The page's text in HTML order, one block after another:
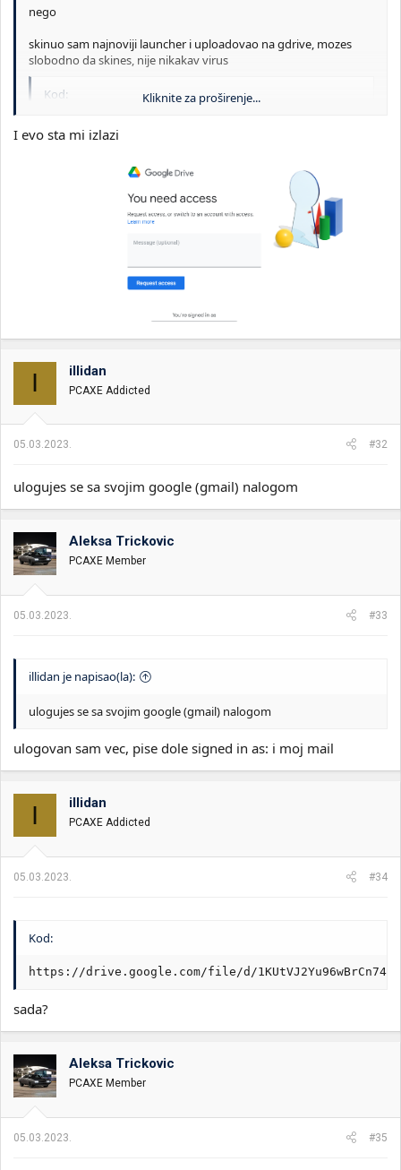
nego
skinuo sam najnoviji launcher i uploadovao na gdrive, mozes
slobodno da skines, nije nikakav virus
Kod:
https://drive.google.com/file/d/
probaj da instaliras pa vidi sta ce biti
copy i paste link, forum pretvara link u neki media...
Kliknite za proširenje...
I evo sta mi izlazi
I illidan
PCAXE Addicted
05.03.2023. #32
ulogujes se sa svojim google (gmail) nalogom
Aleksa Trickovic
PCAXE Member
05.03.2023. #33
illidan je napisao(la):
ulogujes se sa svojim google (gmail) nalogom
ulogovan sam vec, pise dole signed in as: i moj mail
I illidan
PCAXE Addicted
05.03.2023. #34
Kod:
https://drive.google.com/file/d/
sada?
Aleksa Trickovic
PCAXE Member
05.03.2023. #35